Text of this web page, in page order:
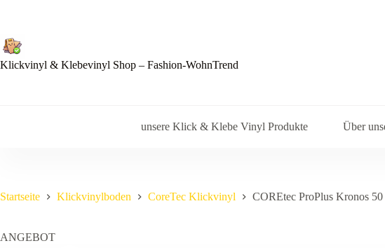
Klickvinyl & Klebevinyl Shop – Fashion-WohnTrend
unsere Klick & Klebe Vinyl Produkte Über
Startseite Klickvinylboden CoreTec Klickvinyl COREtec ProPlus Kronos
ANGEBOT